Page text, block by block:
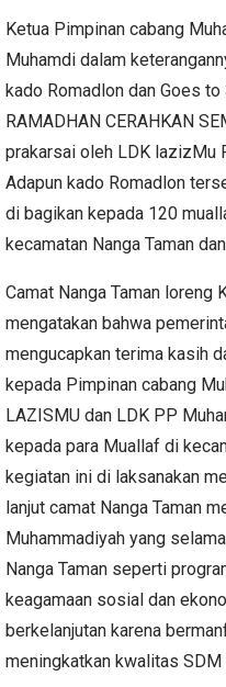
Ketua Pimpinan cabang
Muhamdi dalam
kado Romadlon dan Goes
RAMADHAN CERAHKAN
prakarsai oleh LDK lazizMu
Adapun kado Romadlon
di bagikan kepada 120
kecamatan Nanga
Camat Nanga Taman loreng
mengatakan bahwa
mengucapkan terima kasih
kepada Pimpinan cabang
LAZISMU dan LDK PP
kepada para Muallaf di
kegiatan ini di laksanakan
lanjut camat Nanga Taman
Muhammadiyah yang
Nanga Taman seperti
keagamaan sosial dan
berkelanjutan karena
meningkatkan kwalitas SDM